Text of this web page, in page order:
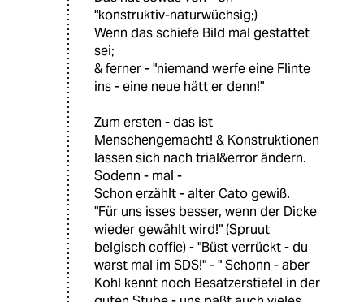
"konstruktiv-naturwüchsig;)
Wenn das schiefe Bild mal gestattet
sei;
& ferner - "niemand werfe eine Flinte
ins - eine neue hätt er denn!"
Zum ersten - das ist
Menschengemacht! & Konstruktionen
lassen sich nach trial&error ändern.
Sodenn - mal -
Schon erzählt - alter Cato gewiß.
"Für uns isses besser, wenn der Dicke
wieder gewählt wird!" (Spruut
belgisch coffie) - "Büst verrückt - du
warst mal im SDS!" - " Schonn - aber
Kohl kennt noch Besatzerstiefel in der